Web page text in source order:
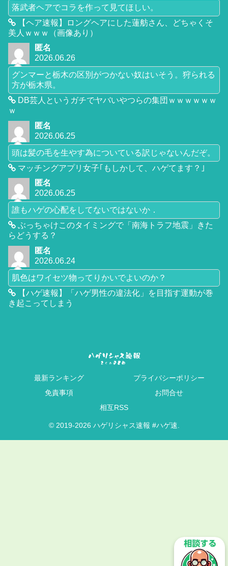
落武者ヘアでコラを作って見てほしい。
【ヘア速報】ロングヘアにした蓮舫さん、どちゃくそ
美人ｗｗｗ（画像あり）
匿名
2026.06.26
グンマーと栃木の区別がつかない奴はいそう。狩られる
方が栃木県。
DB芸人というガチでヤバいやつらの集団ｗｗｗｗｗｗ
ｗ
匿名
2026.06.25
頭は髪の毛を生やす為についている訳じゃないんだぞ。
マッチングアプリ女子｢もしかして、ハゲてます？｣
匿名
2026.06.25
誰もハゲの心配をしてないではないか．
ぶっちゃけこのタイミングで「南海トラフ地震」きた
らどうする？
匿名
2026.06.24
肌色はワイセツ物ってりかいでよいのか？
【ハゲ速報】「ハゲ男性の違法化」を目指す運動が巻
き起こってしまう
最新ランキング
プライバシーポリシー
免責事項
お問合せ
相互RSS
© 2019-2026 ハゲリシャス速報 #ハゲ速.